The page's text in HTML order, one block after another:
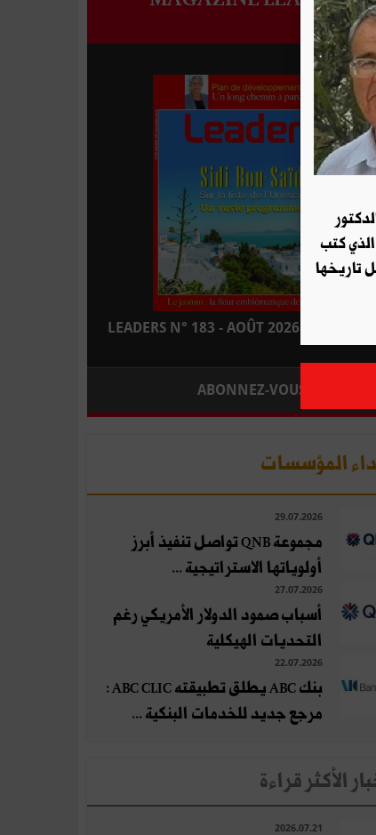
LEADERS N° 183 - AOÛT 2026 : EN
ABONNEZ-VOUS
المؤسسات
29.07.2026
مجموعة QNB تواصل تنفيذ أبرز
أولوياتها الاستراتيجية ...
27.07.2026
أسباب صمود الدولار الأمريكي رغم
التحديات الهيكلية
22.07.2026
بنك ABC يطلق تطبيقته ABC CLIC :
مرجع جديد للخدمات البنكية ...
الأكثر قراءة
2026.07.21
الذي كتب
تاريخها